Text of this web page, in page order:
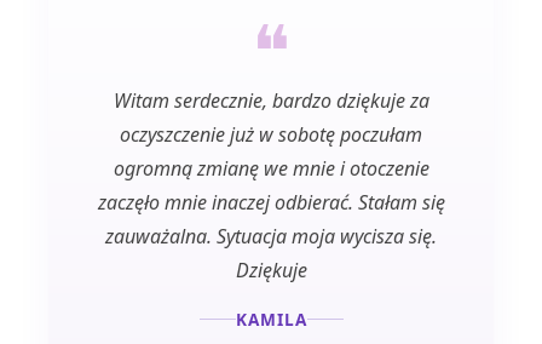
❝
Witam serdecznie, bardzo dziękuje za
oczyszczenie już w sobotę poczułam
ogromną zmianę we mnie i otoczenie
zaczęło mnie inaczej odbierać. Stałam się
zauważalna. Sytuacja moja wycisza się.
Dziękuje
KAMILA